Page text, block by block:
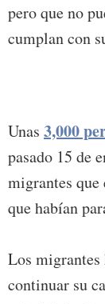
pero que no
cumplan con
Unas 3,000
pasado 15 de
migrantes
que habían
Los
continuar su